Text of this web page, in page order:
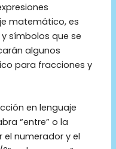
matemático, es
símbolos que se
algunos
para fracciones y
en lenguaje
“entre” o la
el numerador y el